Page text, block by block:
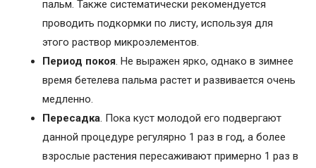
пальм. Также систематически рекомендуется
проводить подкормки по листу, используя для
этого раствор микроэлементов.
Период покоя. Не выражен ярко, однако в зимнее
время бетелева пальма растет и развивается очень
медленно.
Пересадка. Пока куст молодой его подвергают
данной процедуре регулярно 1 раз в год, а более
взрослые растения пересаживают примерно 1 раз в